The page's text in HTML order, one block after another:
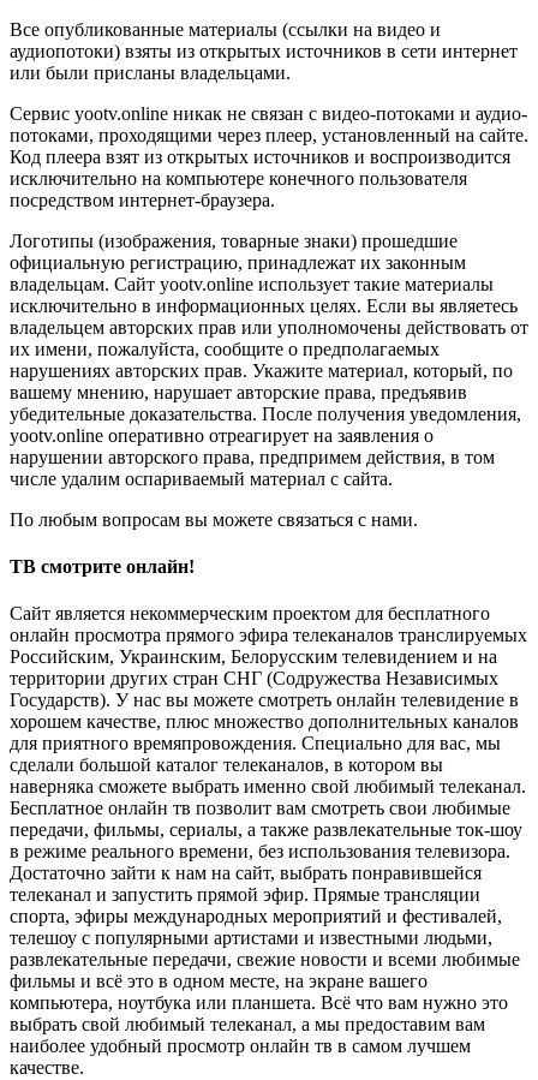
Все опубликованные материалы (ссылки на видео и
аудиопотоки) взяты из открытых источников в сети интернет
или были присланы владельцами.
Сервис yootv.online никак не связан с видео-потоками и аудио-
потоками, проходящими через плеер, установленный на сайте.
Код плеера взят из открытых источников и воспроизводится
исключительно на компьютере конечного пользователя
посредством интернет-браузера.
Логотипы (изображения, товарные знаки) прошедшие
официальную регистрацию, принадлежат их законным
владельцам. Сайт yootv.online использует такие материалы
исключительно в информационных целях. Если вы являетесь
владельцем авторских прав или уполномочены действовать от
их имени, пожалуйста, сообщите о предполагаемых
нарушениях авторских прав. Укажите материал, который, по
вашему мнению, нарушает авторские права, предъявив
убедительные доказательства. После получения уведомления,
yootv.online оперативно отреагирует на заявления о
нарушении авторского права, предпримем действия, в том
числе удалим оспариваемый материал с сайта.
По любым вопросам вы можете связаться с нами.
ТВ смотрите онлайн!
Сайт является некоммерческим проектом для бесплатного
онлайн просмотра прямого эфира телеканалов транслируемых
Российским, Украинским, Белорусским телевидением и на
территории других стран СНГ (Содружества Независимых
Государств). У нас вы можете смотреть онлайн телевидение в
хорошем качестве, плюс множество дополнительных каналов
для приятного времяпровождения. Специально для вас, мы
сделали большой каталог телеканалов, в котором вы
наверняка сможете выбрать именно свой любимый телеканал.
Бесплатное онлайн тв позволит вам смотреть свои любимые
передачи, фильмы, сериалы, а также развлекательные ток-шоу
в режиме реального времени, без использования телевизора.
Достаточно зайти к нам на сайт, выбрать понравившейся
телеканал и запустить прямой эфир. Прямые трансляции
спорта, эфиры международных мероприятий и фестивалей,
телешоу с популярными артистами и известными людьми,
развлекательные передачи, свежие новости и всеми любимые
фильмы и всё это в одном месте, на экране вашего
компьютера, ноутбука или планшета. Всё что вам нужно это
выбрать свой любимый телеканал, а мы предоставим вам
наиболее удобный просмотр онлайн тв в самом лучшем
качестве.